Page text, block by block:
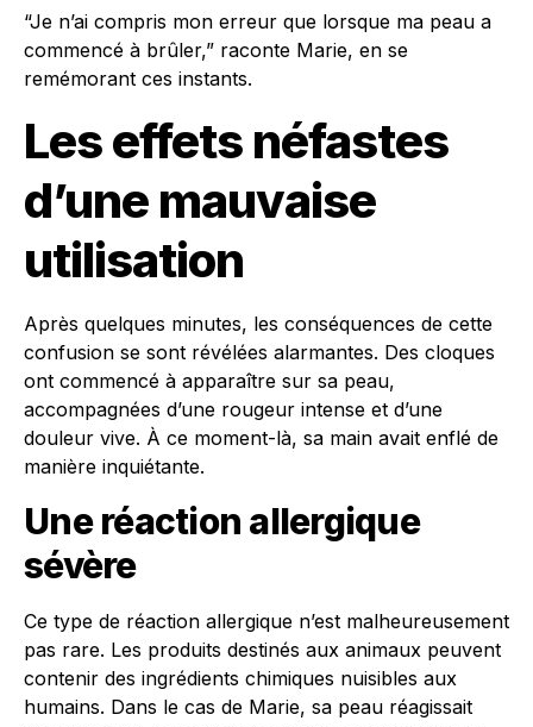
“Je n’ai compris mon erreur que lorsque ma peau a
commencé à brûler,” raconte Marie, en se
remémorant ces instants.
Les effets néfastes
d’une mauvaise
utilisation
Après quelques minutes, les conséquences de cette
confusion se sont révélées alarmantes. Des cloques
ont commencé à apparaître sur sa peau,
accompagnées d’une rougeur intense et d’une
douleur vive. À ce moment-là, sa main avait enflé de
manière inquiétante.
Une réaction allergique
sévère
Ce type de réaction allergique n’est malheureusement
pas rare. Les produits destinés aux animaux peuvent
contenir des ingrédients chimiques nuisibles aux
humains. Dans le cas de Marie, sa peau réagissait